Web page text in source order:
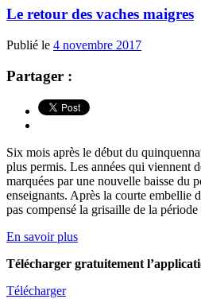
Le retour des vaches maigres
Publié le 4 novembre 2017
Partager :
Six mois après le début du
plus permis. Les années qui viennent
marquées par une nouvelle baisse du
enseignants. Après la courte embellie
pas compensé la grisaille de la période
En savoir plus
Télécharger gratuitement
Télécharger